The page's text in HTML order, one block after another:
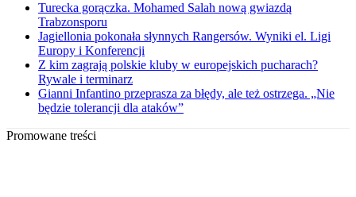
Turecka gorączka. Mohamed Salah nową gwiazdą
Trabzonsporu
Jagiellonia pokonała słynnych Rangersów. Wyniki el. Ligi
Europy i Konferencji
Z kim zagrają polskie kluby w europejskich pucharach?
Rywale i terminarz
Gianni Infantino przeprasza za błędy, ale też ostrzega. „Nie
będzie tolerancji dla ataków”
Promowane treści